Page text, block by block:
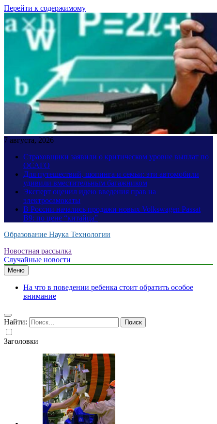
Перейти к содержимому
7 августа, 2026
Страховщики заявили о критическом уровне выплат по
ОСАГО
Для путешествий, шопинга и семьи: эти автомобили
удивили вместительным багажником
Эксперт оценил идею введения прав на
электросамокаты
В России начались продажи новых Volkswagen Passat
B9: по цене “китайца”
Образование Наука Технологии
Новостная рассылка
Случайные новости
Меню
На что в поведении ребенка стоит обратить особое
внимание
Найти:
Заголовки